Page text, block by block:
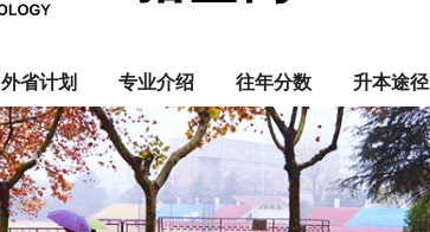
外省计划 专业介绍 往年分数 升本途径